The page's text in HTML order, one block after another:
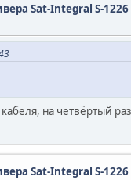
Sat-Integral S-1226
на четвёртый
Sat-Integral S-1226